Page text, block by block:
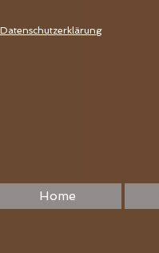
Datenschutzerklärung
Home